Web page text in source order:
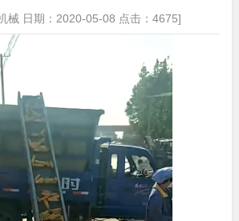
械 日期：2020-05-08 点击：4675]